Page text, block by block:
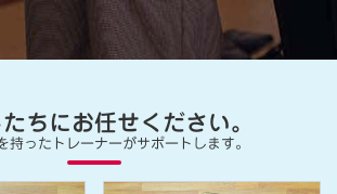
ちにお任せください。
持ったトレーナーがサポートします。